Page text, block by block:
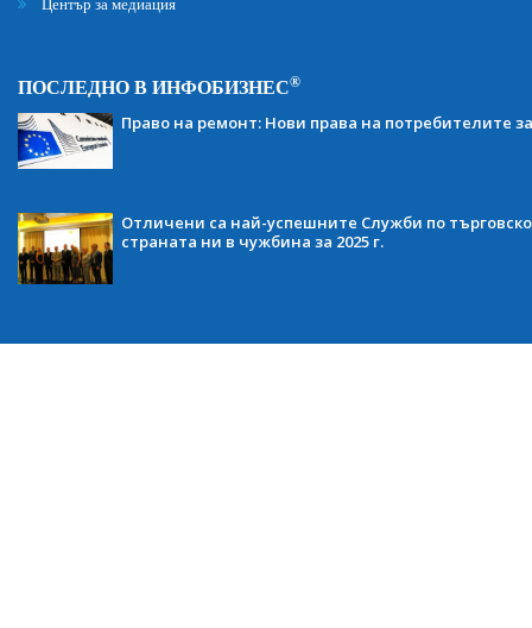
Център за медиация
ПОСЛЕДНО В ИНФОБИЗНЕС®
Право на ремонт: Нови права на потребителите
Отличени са най-успешните Служби по
страната ни в чужбина за 2025 г.